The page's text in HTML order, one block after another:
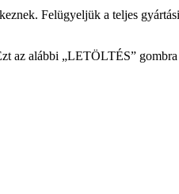
Felügyeljük a teljes
az alábbi „LETÖLTÉS”